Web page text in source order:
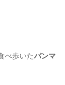
べ歩いたパンマ